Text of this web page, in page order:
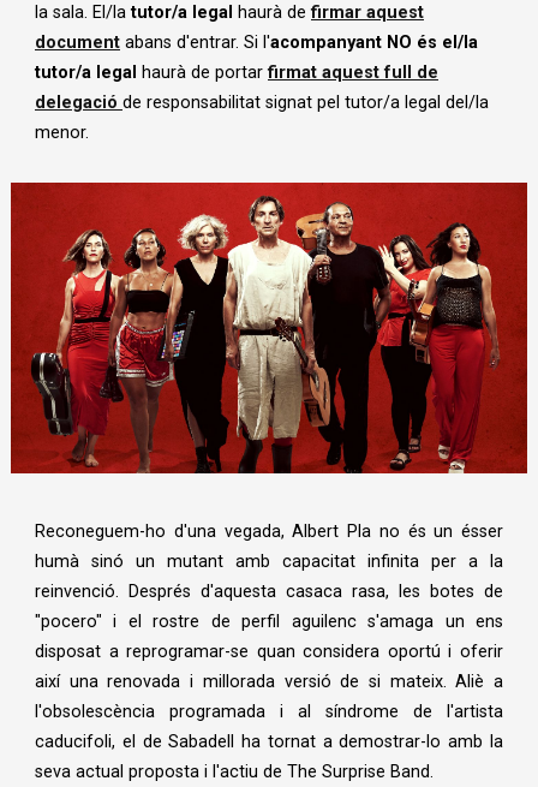
la sala. El/latutor/a legal haurà de firmar aquest
document abans d'entrar. Si l'acompanyant NO és el/la
tutor/a legal haurà de portarfirmat aquestfull de
delegació de responsabilitat signat pel tutor/a legal del/la
menor.
Reconeguem-ho d'una vegada, Albert Pla no és un ésser
humà sinó un mutant amb capacitat infinita per a la
reinvenció. Després d'aquesta casaca rasa, les botes de
"pocero" i el rostre de perfil aguilenc s'amaga un ens
disposat a reprogramar-se quan considera oportú i oferir
així una renovada i millorada versió de si mateix. Aliè a
l'obsolescència programada i al síndrome de l'artista
caducifoli, el de Sabadell ha tornat a demostrar-lo amb la
seva actual proposta i l'actiu de The Surprise Band.